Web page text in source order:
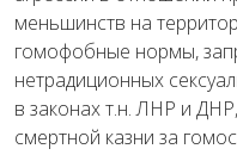
меньшинств на
гомофобные нормы,
нетрадиционных
в законах т.н. ЛНР и
смертной казни за